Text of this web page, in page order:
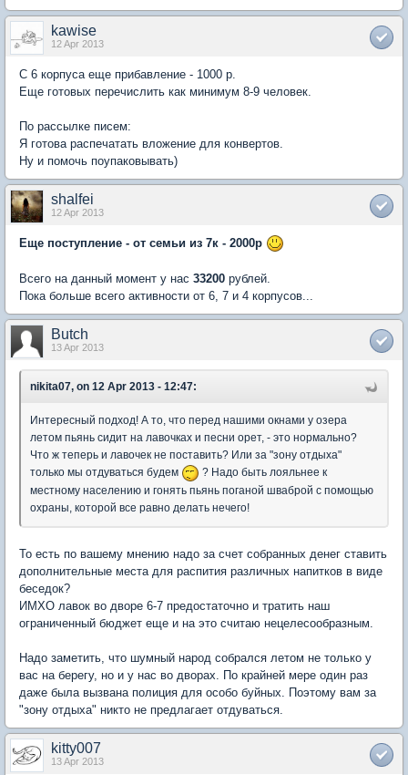
kawise
12 Apr 2013
С 6 корпуса еще прибавление - 1000 р.
Еще готовых перечислить как минимум 8-9 человек.
По рассылке писем:
Я готова распечатать вложение для конвертов.
Ну и помочь поупаковывать)
shalfei
12 Apr 2013
Еще поступление - от семьи из 7к - 2000р
Всего на данный момент у нас 33200 рублей.
Пока больше всего активности от 6, 7 и 4 корпусов...
Butch
13 Apr 2013
nikita07, on 12 Apr 2013 - 12:47:
Интересный подход! А то, что перед нашими окнами у озера
летом пьянь сидит на лавочках и песни орет, - это нормально?
Что ж теперь и лавочек не поставить? Или за "зону отдыха"
только мы отдуваться будем
? Надо быть лояльнее к
местному населению и гонять пьянь поганой шваброй с помощью
охраны, которой все равно делать нечего!
То есть по вашему мнению надо за счет собранных денег ставить
дополнительные места для распития различных напитков в виде
беседок?
ИМХО лавок во дворе 6-7 предостаточно и тратить наш
ограниченный бюджет еще и на это считаю нецелесообразным.
Надо заметить, что шумный народ собрался летом не только у
вас на берегу, но и у нас во дворах. По крайней мере один раз
даже была вызвана полиция для особо буйных. Поэтому вам за
"зону отдыха" никто не предлагает отдуваться.
kitty007
13 Apr 2013